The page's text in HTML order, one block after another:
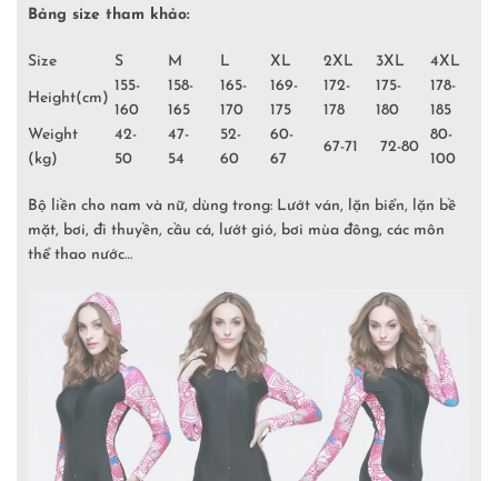
Bảng size tham khảo:
Size S M L XL 2XL 3XL 4XL
Height(cm)
155-
160
158-
165
165-
170
169-
175
172-
178
175-
180
178-
185
Weight
(kg)
42-
50
47-
54
52-
60
60-
67
67-71 72-80
80-
100
Bộ liền cho nam và nữ, dùng trong: Lướt ván, lặn biển, lặn bề
mặt, bơi, đi thuyền, cầu cá, lướt gió, bơi mùa đông, các môn
thể thao nước…